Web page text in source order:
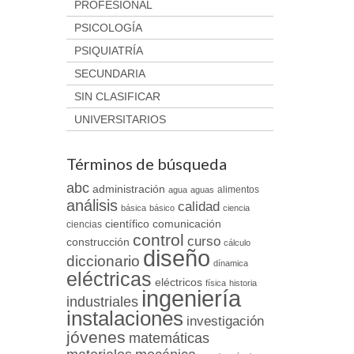
PROFESIONAL
PSICOLOGÍA
PSIQUIATRÍA
SECUNDARIA
SIN CLASIFICAR
UNIVERSITARIOS
Términos de búsqueda
abc administración agua aguas alimentos
análisis básica básico calidad ciencia
ciencias científico comunicación
construcción control curso cálculo
diccionario diseño dínamica
eléctricas eléctricos física historia
industriales ingeniería
instalaciones investigación
jóvenes matemáticas